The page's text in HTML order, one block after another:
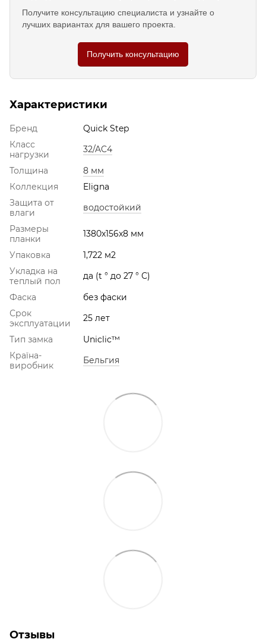
Получите консультацию специалиста и узнайте о
лучших вариантах для вашего проекта.
Получить консультацию
Характеристики
Бренд
Quick Step
Класс
нагрузки
32/AC4
Толщина
8 мм
Коллекция
Eligna
Защита от
влаги
водостойкий
Размеры
планки
1380x156x8 мм
Упаковка
1,722 м2
Укладка на
теплый пол
да (t ° до 27 ° С)
Фаска
без фаски
Срок
эксплуатации
25 лет
Тип замка
Uniclic™
Країна-
виробник
Бельгия
Отзывы